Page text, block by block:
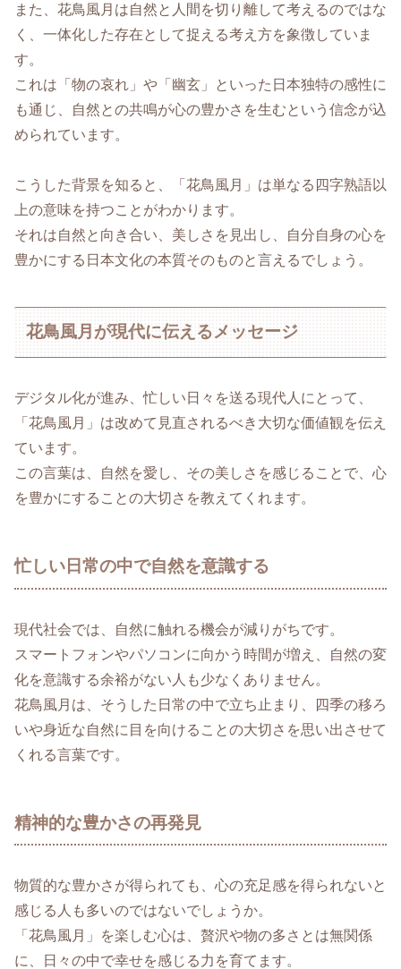
また、花鳥風月は自然と人間を切り離して考えるのではな
く、一体化した存在として捉える考え方を象徴していま
す。
これは「物の哀れ」や「幽玄」といった日本独特の感性に
も通じ、自然との共鳴が心の豊かさを生むという信念が込
められています。
こうした背景を知ると、「花鳥風月」は単なる四字熟語以
上の意味を持つことがわかります。
それは自然と向き合い、美しさを見出し、自分自身の心を
豊かにする日本文化の本質そのものと言えるでしょう。
花鳥風月が現代に伝えるメッセージ
デジタル化が進み、忙しい日々を送る現代人にとって、
「花鳥風月」は改めて見直されるべき大切な価値観を伝え
ています。
この言葉は、自然を愛し、その美しさを感じることで、心
を豊かにすることの大切さを教えてくれます。
忙しい日常の中で自然を意識する
現代社会では、自然に触れる機会が減りがちです。
スマートフォンやパソコンに向かう時間が増え、自然の変
化を意識する余裕がない人も少なくありません。
花鳥風月は、そうした日常の中で立ち止まり、四季の移ろ
いや身近な自然に目を向けることの大切さを思い出させて
くれる言葉です。
精神的な豊かさの再発見
物質的な豊かさが得られても、心の充足感を得られないと
感じる人も多いのではないでしょうか。
「花鳥風月」を楽しむ心は、贅沢や物の多さとは無関係
に、日々の中で幸せを感じる力を育てます。